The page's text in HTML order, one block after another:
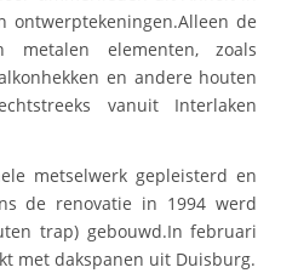
ontwerptekeningen.Alleen de
metalen elementen, zoals
en andere houten
vanuit Interlaken
metselwerk gepleisterd en
de renovatie in 1994 werd
trap) gebouwd.In februari
met dakspanen uit Duisburg.